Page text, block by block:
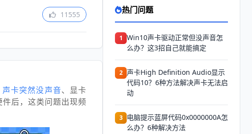
11555
声卡突然没声音、显卡
后，这类问题出现频
热门问题
1 Win10声卡驱动正常但没声音怎
么办？这3招自己就能搞定
2 声卡High Definition Audio显示
代码10？6种方法解决声卡无法启
动
3 电脑提示蓝屏代码0x0000000A怎
么办？6种解决方法